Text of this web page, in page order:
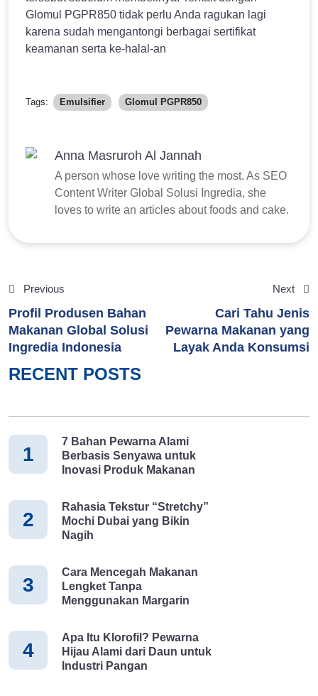
Glomul PGPR850 tidak perlu Anda ragukan lagi
karena sudah mengantongi berbagai sertifikat
keamanan serta ke-halal-an
Tags: Emulsifier Glomul PGPR850
Anna Masruroh Al Jannah
A person whose love writing the most. As SEO
Content Writer Global Solusi Ingredia, she
loves to write an articles about foods and cake.
Previous
Profil Produsen Bahan
Makanan Global Solusi
Ingredia Indonesia
Next
Cari Tahu Jenis
Pewarna Makanan yang
Layak Anda Konsumsi
RECENT POSTS
1
7 Bahan Pewarna Alami
Berbasis Senyawa untuk
Inovasi Produk Makanan
2
Rahasia Tekstur “Stretchy”
Mochi Dubai yang Bikin
Nagih
3
Cara Mencegah Makanan
Lengket Tanpa
Menggunakan Margarin
4
Apa Itu Klorofil? Pewarna
Hijau Alami dari Daun untuk
Industri Pangan